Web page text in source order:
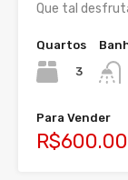
Que tal
Quartos
3
Para Vender